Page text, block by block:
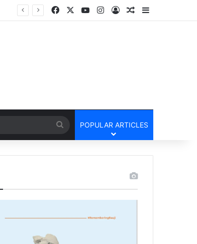
FacebookYouTubeInstagram
Log InRandom Article
Sidebar
Search
for
POPULAR ARTICLES